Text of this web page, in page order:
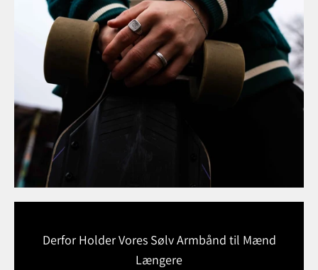
Derfor Holder Vores Sølv Armbånd til Mænd
Længere